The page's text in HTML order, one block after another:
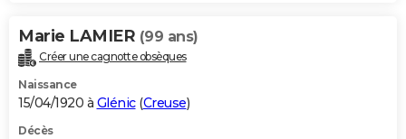
Marie LAMIER (99 ans)
Créer une cagnotte obsèques
Naissance
15/04/1920 à Glénic(Creuse)
Décès